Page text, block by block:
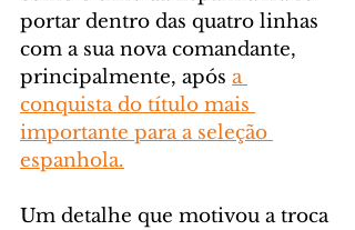
portar dentro das quatro linhas
com a sua nova comandante,
principalmente, após a
conquista do título mais
importante para a seleção
espanhola.
Um detalhe que motivou a troca